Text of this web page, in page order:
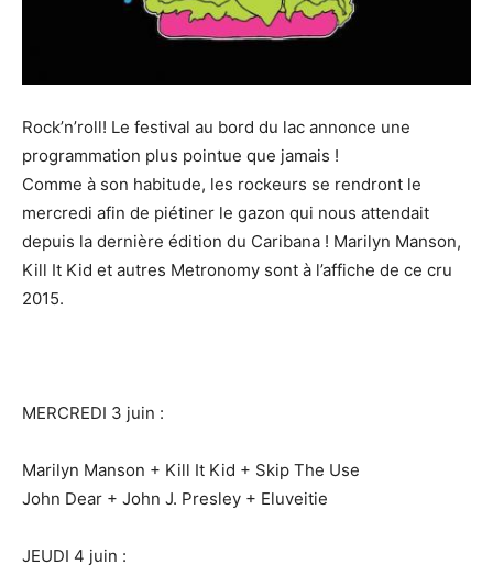
Rock’n’roll! Le festival au bord du lac annonce une
programmation plus pointue que jamais !
Comme à son habitude, les rockeurs se rendront le
mercredi afin de piétiner le gazon qui nous attendait
depuis la dernière édition du Caribana ! Marilyn Manson,
Kill It Kid et autres Metronomy sont à l’affiche de ce cru
2015.
MERCREDI 3 juin :
Marilyn Manson + Kill It Kid + Skip The Use
John Dear + John J. Presley + Eluveitie
JEUDI 4 juin :